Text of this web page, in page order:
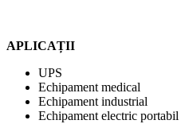
APLICAȚII
UPS
Echipament medical
Echipament industrial
Echipament electric portabil